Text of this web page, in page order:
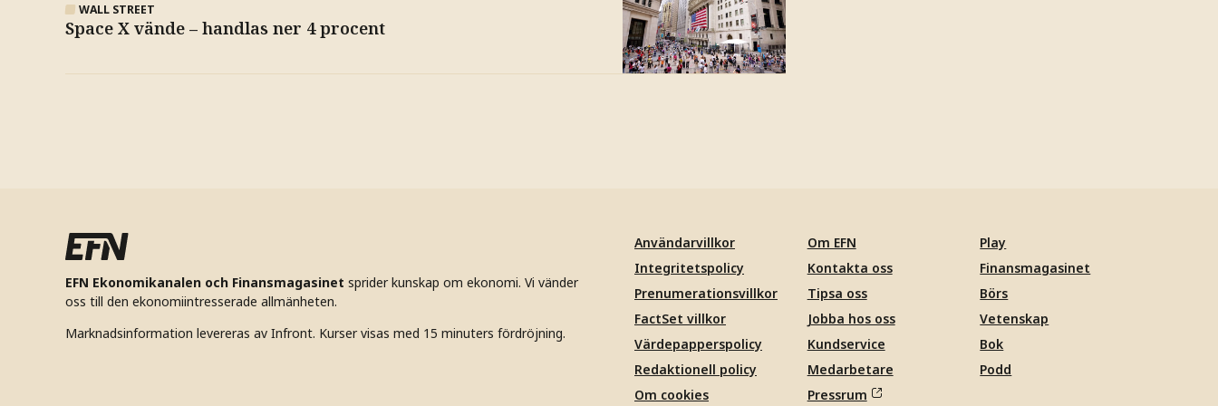
WALL STREET
Space X vände – handlas ner 4 procent
EFN Ekonomikanalen och Finansmagasinet sprider kunskap om ekonomi. Vi vänder
oss till den ekonomiintresserade allmänheten.
Marknadsinformation levereras av Infront. Kurser visas med 15 minuters fördröjning.
Användarvillkor
Integritetspolicy
Prenumerationsvillkor
FactSet villkor
Värdepapperspolicy
Redaktionell policy
Om cookies
Om EFN
Kontakta oss
Tipsa oss
Jobba hos oss
Kundservice
Medarbetare
Pressrum
Play
Finansmagasinet
Börs
Vetenskap
Bok
Podd